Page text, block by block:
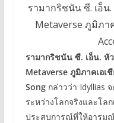
รามากริชนัน ซี. เอ็
Metaverse ภูมิภา
รามากริชนัน ซี. เอ็น. หั
Metaverse ภูมิภาคเอเ
Song กล่าวว่า Idyllias
ระหว่างโลกจริงและโล
ประสบการณ์ที่ให้อารม